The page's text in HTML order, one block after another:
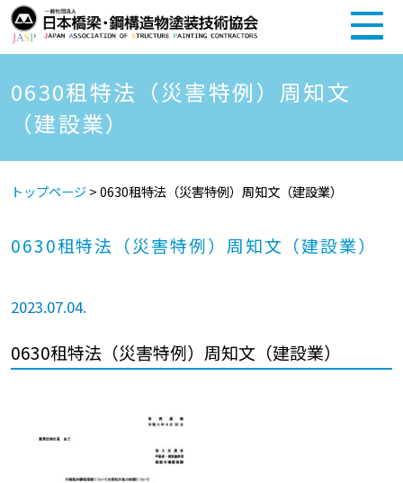
0630租特法（災害特例）周知文
（建設業）
トップページ>0630租特法（災害特例）周知文（建設業）
0630租特法（災害特例）周知文（建設業）
2023.07.04.
0630租特法（災害特例）周知文（建設業）